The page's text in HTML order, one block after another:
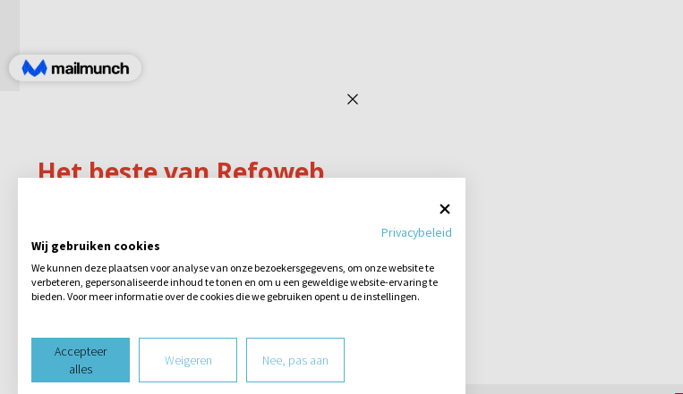
Privacybeleid
Wij gebruiken cookies
We kunnen deze plaatsen voor analyse van onze bezoekersgegevens, om onze website te
verbeteren, gepersonaliseerde inhoud te tonen en om u een geweldige website-ervaring te
bieden. Voor meer informatie over de cookies die we gebruiken opent u de instellingen.
Accepteer
alles
Weigeren Nee, pas aan